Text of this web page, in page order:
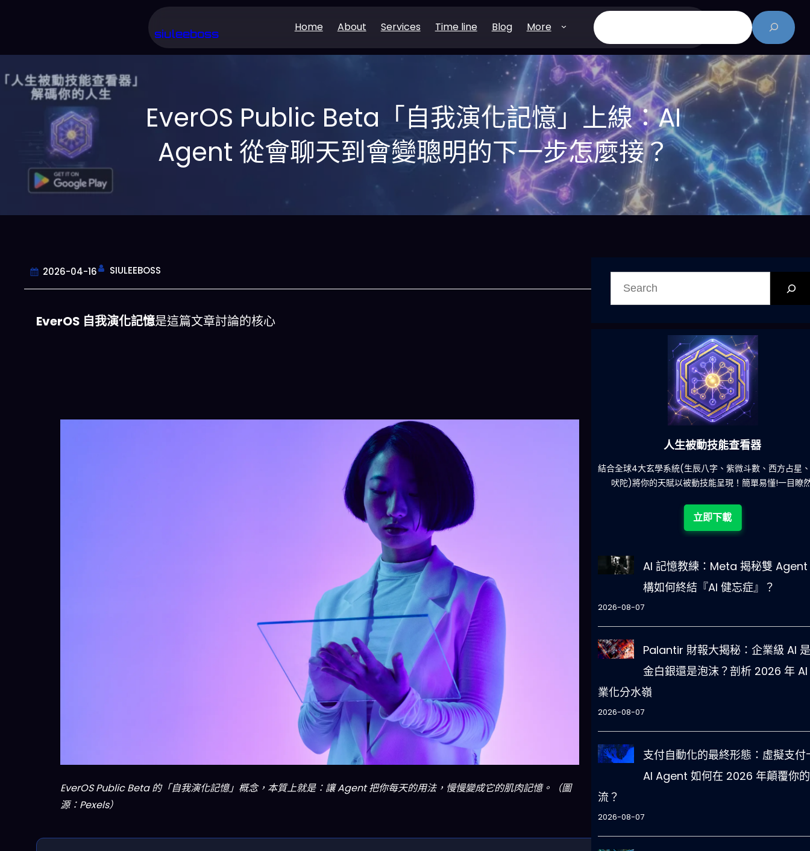
主
要
siuleeboss Home About Services Time line Blog More
搜
尋
EverOS Public Beta「自我演化記憶」上線：AI
Agent 從會聊天到會變聰明的下一步怎麼接？
2026-04-16 SIULEEBOSS
EverOS 自我演化記憶是這篇文章討論的核心
EverOS Public Beta 的「自我演化記憶」概念，本質上就是：讓 Agent 把你每天的用法，慢慢變成它的肌肉記憶。（圖
源：Pexels）
今晚吃什麽
一鍵配搭出三餸一湯的完美晚餐組合,以後免除晚餐吃什麽的煩
惱
立即下載
人生被動技能查看器
結合全球4大玄學系統(生辰八字、紫微斗數、西方占星
吠陀)將你的天賦以被動技能呈現！簡單易懂!一目瞭
立即下載
AI 記憶教練：Meta 揭秘雙 Agent
構如何終結『AI 健忘症』？
2026-08-07
Palantir 財報大揭秘：企業級 AI
金白銀還是泡沫？剖析 2026 年 AI
業化分水嶺
2026-08-07
支付自動化的最終形態：虛擬支付
AI Agent 如何在 2026 年顛覆你
流？
2026-08-07